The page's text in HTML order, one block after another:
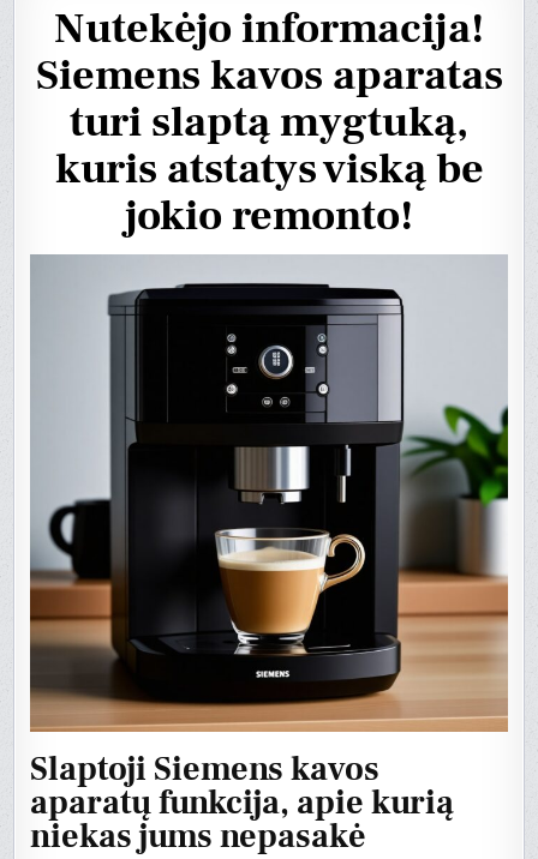
Nutekėjo informacija!
Siemens kavos aparatas
turi slaptą mygtuką,
kuris atstatys viską be
jokio remonto!
Slaptoji Siemens kavos
aparatų funkcija, apie kurią
niekas jums nepasakė